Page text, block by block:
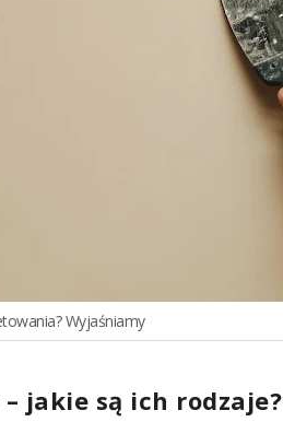
Wyjaśniamy
jakie są ich rodzaje?